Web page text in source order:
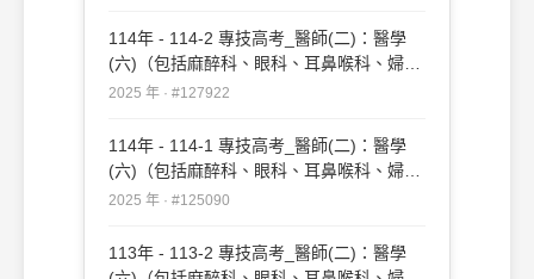
114年 - 114-2 專技高考_醫師(二)：醫學
(六)（包括麻醉科、眼科、耳鼻喉科、婦產
科、復健科等科目及其相關臨床實例與醫學
2025 年 · #127922
114年 - 114-1 專技高考_醫師(二)：醫學
(六)（包括麻醉科、眼科、耳鼻喉科、婦產
科、復健科等科目及其相關臨床實例與醫學
2025 年 · #125090
113年 - 113-2 專技高考_醫師(二)：醫學